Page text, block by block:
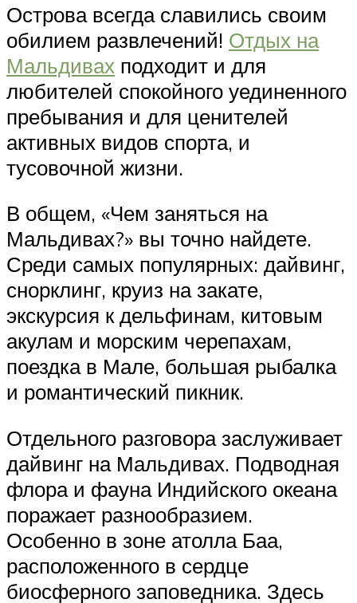
Острова всегда славились своим
обилием развлечений! Отдых на
Мальдивах подходит и для
любителей спокойного уединенного
пребывания и для ценителей
активных видов спорта, и
тусовочной жизни.
В общем, «Чем заняться на
Мальдивах?» вы точно найдете.
Среди самых популярных: дайвинг,
снорклинг, круиз на закате,
экскурсия к дельфинам, китовым
акулам и морским черепахам,
поездка в Мале, большая рыбалка
и романтический пикник.
Отдельного разговора заслуживает
дайвинг на Мальдивах. Подводная
флора и фауна Индийского океана
поражает разнообразием.
Особенно в зоне атолла Баа,
расположенного в сердце
биосферного заповедника. Здесь